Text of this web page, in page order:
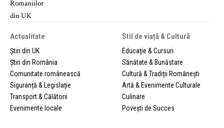
Actualitate
Știri din UK
Știri din România
Comunitate românească
Siguranță & Legislație
Transport & Călătorii
Evenimente locale
Stil de viață & Cultură
Educație & Cursuri
Sănătate & Bunăstare
Cultură & Tradiții Românești
Artă & Evenimente Culturale
Culinare
Povești de Succes